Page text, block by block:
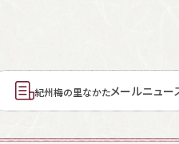
紀州梅の里なかたメールニュー